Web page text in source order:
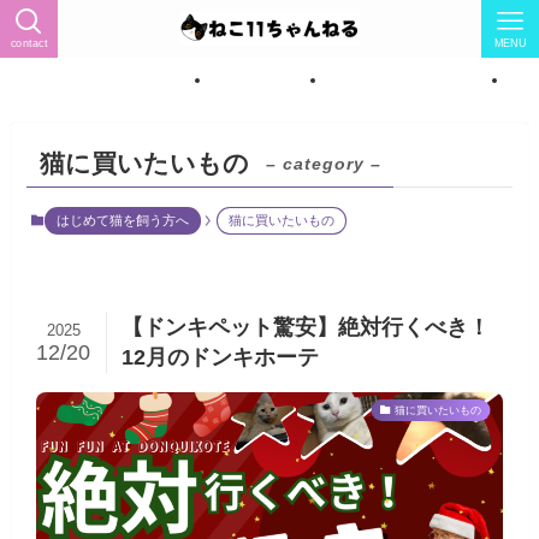
contact MENU
ール（猫怖い→猫LOVEに） トップページ ねこ紹介★女の子7匹★
猫に買いたいもの – category –
はじめて猫を飼う方へ 猫に買いたいもの
【ドンキペット驚安】絶対行くべき！
12月のドンキホーテ
2025
12/20
猫に買いたいもの